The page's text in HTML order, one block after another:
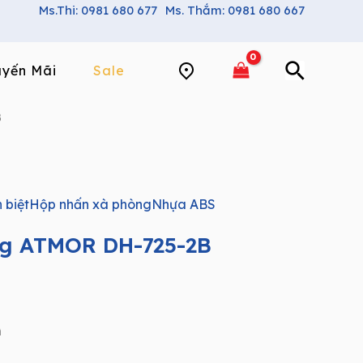
Ms.Thi: 0981 680 677 Ms. Thắm: 0981 680 667
Mãi Sale
biệtHộp nhấn xà phòngNhựa ABS
ATMOR DH-725-2B